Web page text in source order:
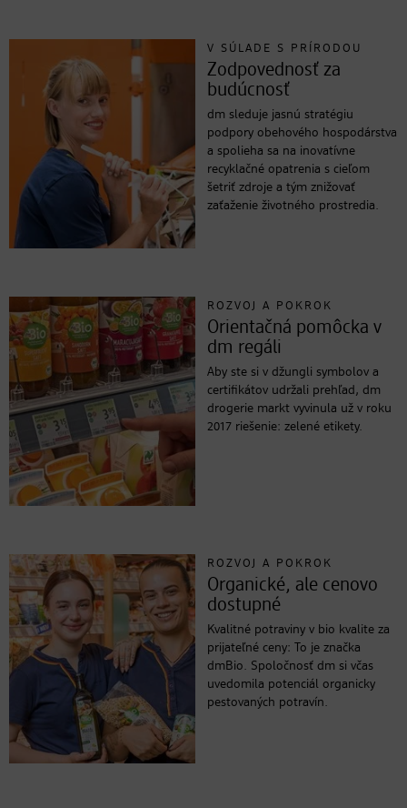
V SÚLADE S PRÍRODOU
Zodpovednosť za
budúcnosť
dm sleduje jasnú stratégiu
podpory obehového hospodárstva
a spolieha sa na inovatívne
recyklačné opatrenia s cieľom
šetriť zdroje a tým znižovať
zaťaženie životného prostredia.
ROZVOJ A POKROK
Orientačná pomôcka v
dm regáli
Aby ste si v džungli symbolov a
certifikátov udržali prehľad, dm
drogerie markt vyvinula už v roku
2017 riešenie: zelené etikety.
ROZVOJ A POKROK
Organické, ale cenovo
dostupné
Kvalitné potraviny v bio kvalite za
prijateľné ceny: To je značka
dmBio. Spoločnosť dm si včas
uvedomila potenciál organicky
pestovaných potravín.